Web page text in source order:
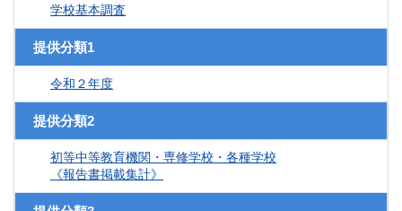
学校基本調査
提供分類1
令和２年度
提供分類2
初等中等教育機関・専修学校・各種学校
《報告書掲載集計》